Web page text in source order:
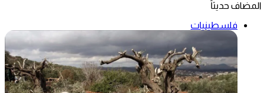
المضاف حديثاً
فلسطينيات